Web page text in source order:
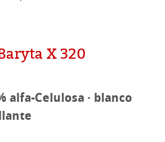
X 320
alfa-Celulosa · blanco